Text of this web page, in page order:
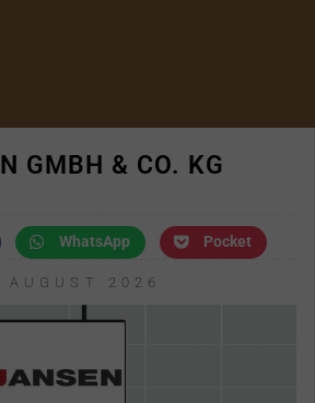
GMBH & CO. KG
WhatsApp Pocket
AUGUST 2026